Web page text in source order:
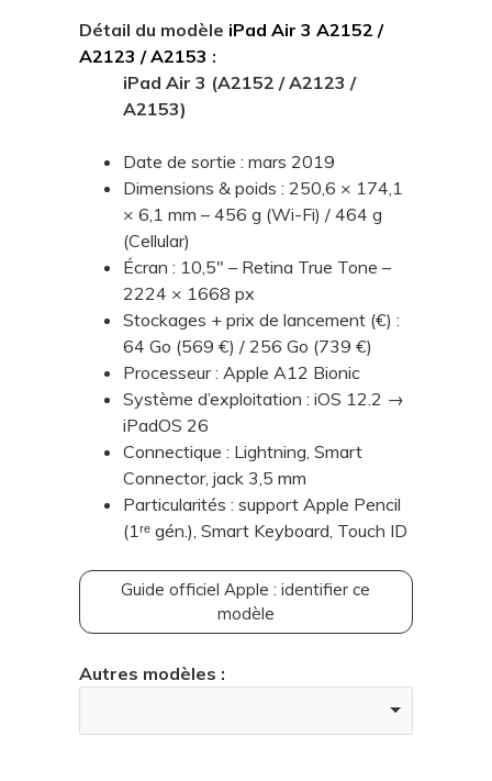
Détail du modèle iPad Air 3 A2152 /
A2123 / A2153 :
iPad Air 3 (A2152 / A2123 /
A2153)
Date de sortie : mars 2019
Dimensions & poids : 250,6 × 174,1
× 6,1 mm – 456 g (Wi-Fi) / 464 g
(Cellular)
Écran : 10,5" – Retina True Tone –
2224 × 1668 px
Stockages + prix de lancement (€) :
64 Go (569 €) / 256 Go (739 €)
Processeur : Apple A12 Bionic
Système d’exploitation : iOS 12.2 →
iPadOS 26
Connectique : Lightning, Smart
Connector, jack 3,5 mm
Particularités : support Apple Pencil
(1ʳᵉ gén.), Smart Keyboard, Touch ID
Guide officiel Apple : identifier ce
modèle
Autres modèles :